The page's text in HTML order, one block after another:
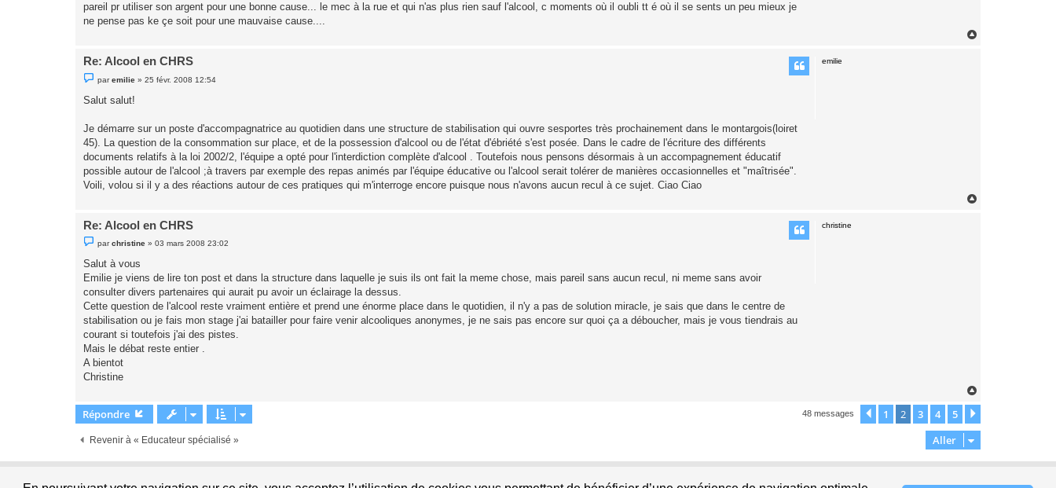
e
n
o
u
pareil pr utiliser son argent pour une bonne cause... le mec à la rue et qui n'as plus rien sauf l'alcool, c moments où il oubli tt é où il se sents un peu mieux je
ne pense pas ke çe soit pour une mauvaise cause....
emilie
Re: Alcool en CHRS
e
s
s
e
n
o
n
l
u
paremilie »25 févr. 2008 12:54
Salut salut!
Je démarre sur un poste d'accompagnatrice au quotidien dans une structure de stabilisation qui ouvre sesportes très prochainement dans le montargois(loiret
45). La question de la consommation sur place, et de la possession d'alcool ou de l'état d'ébriété s'est posée. Dans le cadre de l'écriture des différents
documents relatifs à la loi 2002/2, l'équipe a opté pour l'interdiction complète d'alcool . Toutefois nous pensons désormais à un accompagnement éducatif
possible autour de l'alcool ;à travers par exemple des repas animés par l'équipe éducative ou l'alcool serait tolérer de manières occasionnelles et "maîtrisée".
Voili, volou si il y a des réactions autour de ces pratiques qui m'interroge encore puisque nous n'avons aucun recul à ce sujet. Ciao Ciao
christine
Re: Alcool en CHRS
e
s
s
a
e
n
o
n
l
u
parchristine »03 mars 2008 23:02
Salut à vous
Emilie je viens de lire ton post et dans la structure dans laquelle je suis ils ont fait la meme chose, mais pareil sans aucun recul, ni meme sans avoir
consulter divers partenaires qui aurait pu avoir un éclairage la dessus.
Cette question de l'alcool reste vraiment entière et prend une énorme place dans le quotidien, il n'y a pas de solution miracle, je sais que dans le centre de
stabilisation ou je fais mon stage j'ai batailler pour faire venir alcooliques anonymes, je ne sais pas encore sur quoi ça a déboucher, mais je vous tiendrais au
courant si toutefois j'ai des pistes.
Mais le débat reste entier .
A bientot
Christine
t
Répondre 48 messages Précédent
1 2 3 4 5
Revenir à « Educateur spécialisé » Aller